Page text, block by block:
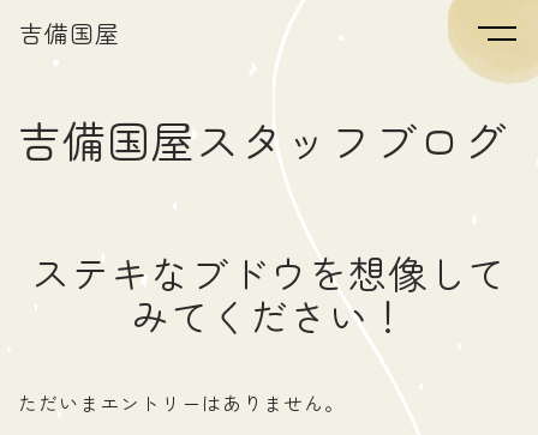
吉備国屋
吉備国屋スタッフブログ
ステキなブドウを想像して
みてください！
ただいまエントリーはありません。